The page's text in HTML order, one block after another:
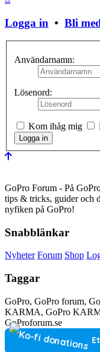
Logga in • Bli
Användarnamn:
Lösenord:
Kom ihåg mig
GoPro Forum - På
tips & tricks, guider och
nyfiken på GoPro!
Snabblänkar
Nyheter Forum Shop
Taggar
GoPro, GoPro forum,
KARMA, GoPro
GoProforum.se